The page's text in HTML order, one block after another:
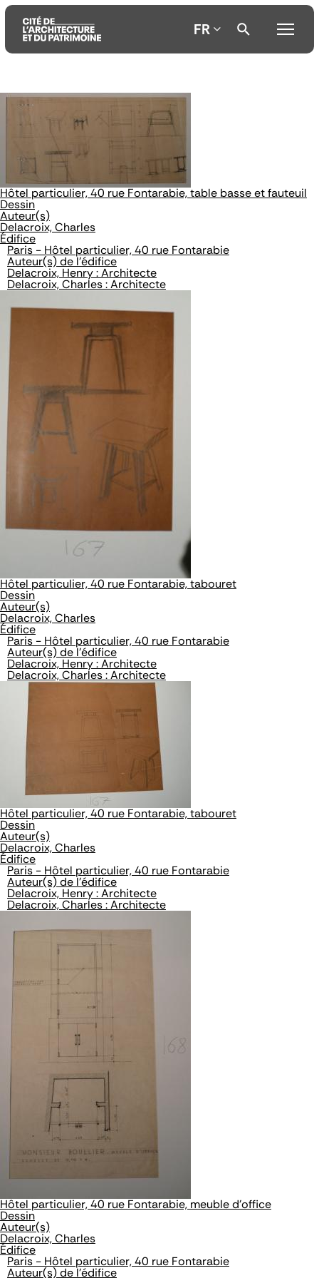
Aller
contenu
Aller
menu
Aller
FR
Hôtel particulier, 40 rue Fontarabie, table basse et fauteuil
Dessin
Auteur(s)
Delacroix, Charles
Édifice
Paris - Hôtel particulier, 40 rue Fontarabie
Auteur(s) de l'édifice
Delacroix, Henry : Architecte
Delacroix, Charles : Architecte
Hôtel particulier, 40 rue Fontarabie, tabouret
Dessin
Auteur(s)
Delacroix, Charles
Édifice
Paris - Hôtel particulier, 40 rue Fontarabie
Auteur(s) de l'édifice
Delacroix, Henry : Architecte
Delacroix, Charles : Architecte
Hôtel particulier, 40 rue Fontarabie, tabouret
Dessin
Auteur(s)
Delacroix, Charles
Édifice
Paris - Hôtel particulier, 40 rue Fontarabie
Auteur(s) de l'édifice
Delacroix, Henry : Architecte
Delacroix, Charles : Architecte
Hôtel particulier, 40 rue Fontarabie, meuble d'office
Dessin
Auteur(s)
Delacroix, Charles
Édifice
Paris - Hôtel particulier, 40 rue Fontarabie
Auteur(s) de l'édifice